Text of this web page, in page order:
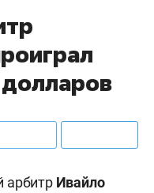
арбитр Ивайло